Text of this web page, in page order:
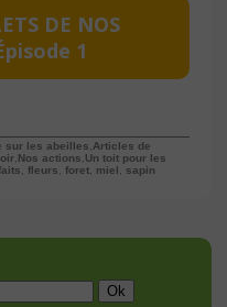
DE NOS
1
sur les abeilles,Articles de
,Nos actions,Un toit pour les
, fleurs, foret, miel, sapin